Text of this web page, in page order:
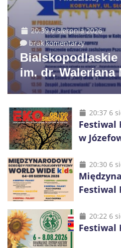
20:39 6 sierpnia 2026
brak komentarzy
Bialskopodlaskie
im. dr. Waleriana
20:37 6
Festiwal
w
20:30 6
Festiwal
20:22 6
Festiwal